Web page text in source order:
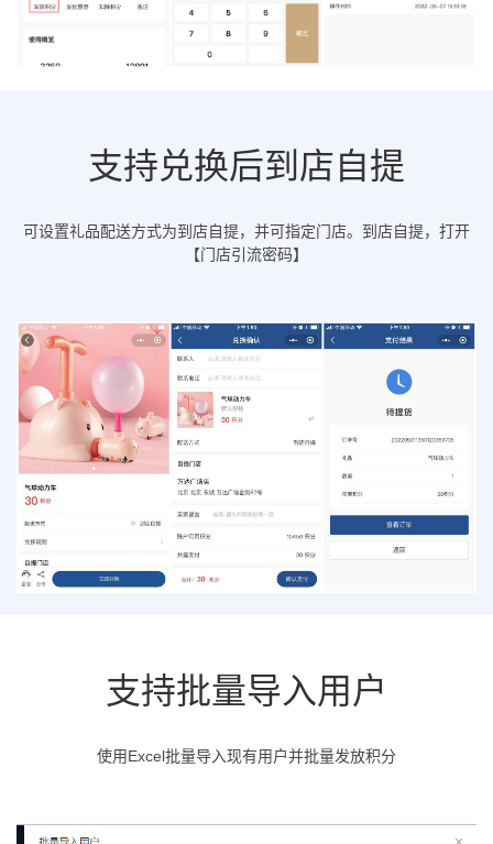
支持兑换后到店自提
可设置礼品配送方式为到店自提，并可指定门店。到店自提，打开
【门店引流密码】
支持批量导入用户
使用Excel批量导入现有用户并批量发放积分